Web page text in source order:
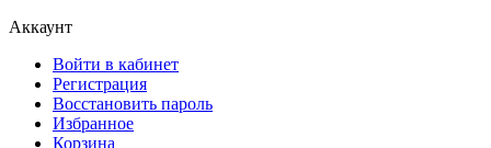
Аккаунт
Войти в кабинет
Регистрация
Восстановить пароль
Избранное
Корзина